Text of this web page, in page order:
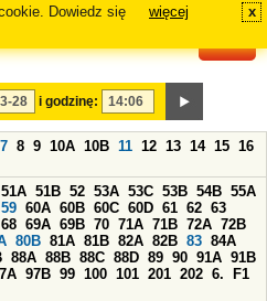
Dowiedz się
więcej x
i godzinę:
7 8 9 10A 10B 11 12 13 14 15 16
51A 51B 52 53A 53C 53B 54B 55A
59 60A 60B 60C 60D 61 62 63
68 69A 69B 70 71A 71B 72A 72B
80B 81A 81B 82A 82B 83 84A
88A 88B 88C 88D 89 90 91A 91B
97B 99 100 101 201 202 6.
F1